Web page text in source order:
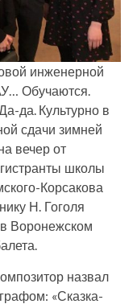
инженерной
Обучаются.
да. Культурно в
сдачи зимней
вечер от
школы
Корсакова
Н. Гоголя
в Воронежском
назвал
«Сказка-